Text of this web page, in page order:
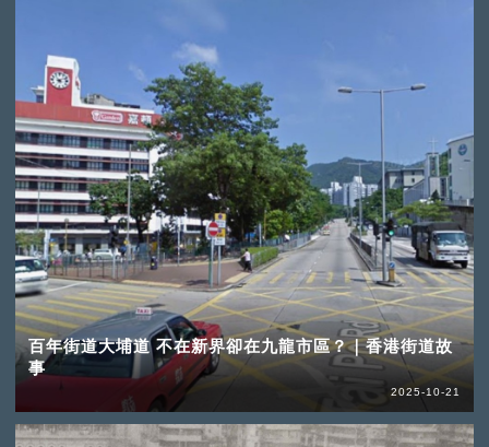
百年街道大埔道 不在新界卻在九龍市區？｜香港街道故
事
2025-10-21